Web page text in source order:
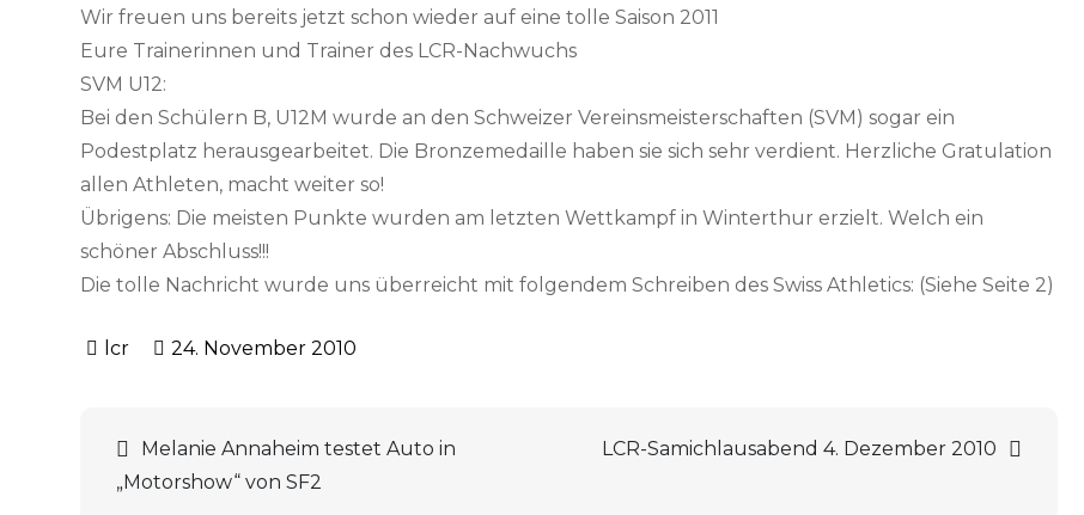
Wir freuen uns bereits jetzt schon wieder auf eine tolle Saison 2011
Eure Trainerinnen und Trainer des LCR-Nachwuchs
SVM U12:
Bei den Schülern B, U12M wurde an den Schweizer Vereinsmeisterschaften (SVM) sogar ein
Podestplatz herausgearbeitet. Die Bronzemedaille haben sie sich sehr verdient. Herzliche Gratulation
allen Athleten, macht weiter so!
Übrigens: Die meisten Punkte wurden am letzten Wettkampf in Winterthur erzielt. Welch ein
schöner Abschluss!!!
Die tolle Nachricht wurde uns überreicht mit folgendem Schreiben des Swiss Athletics: (Siehe Seite 2)
24. November 2010
Beitrags-
Melanie Annaheim testet Auto in
„Motorshow“ von SF2
LCR-Samichlausabend 4. Dezember 2010